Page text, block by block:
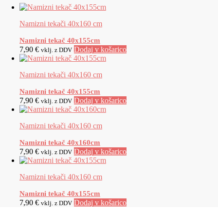
Namizni tekači 40x160 cm
Namizni tekač 40x155cm
7,90 € vklj. z DDV Dodaj v košarico
Namizni tekači 40x160 cm
Namizni tekač 40x155cm
7,90 € vklj. z DDV Dodaj v košarico
Namizni tekači 40x160 cm
Namizni tekač 40x160cm
7,90 € vklj. z DDV Dodaj v košarico
Namizni tekači 40x160 cm
Namizni tekač 40x155cm
7,90 € vklj. z DDV Dodaj v košarico